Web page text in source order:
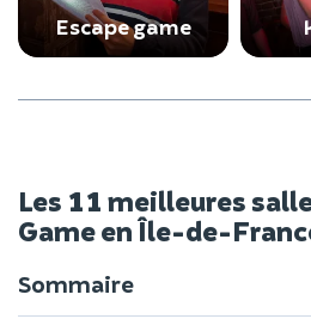
Escape game
Les 11 meilleures
Game en Île-de-
Sommaire